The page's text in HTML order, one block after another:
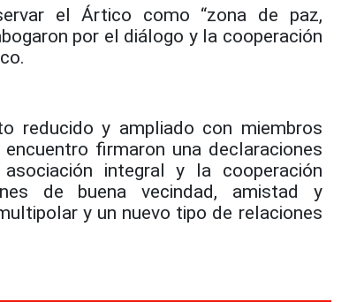
el Ártico como “zona de paz,
por el diálogo y la cooperación
reducido y ampliado con miembros
firmaron una declaraciones
integral y la cooperación
de buena vecindad, amistad y
y un nuevo tipo de relaciones